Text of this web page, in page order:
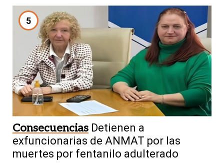
5
Consecuencias Detienen a
exfuncionarias de ANMAT por las
muertes por fentanilo adulterado